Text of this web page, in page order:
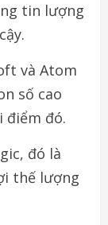
tin lượng
và Atom
số cao
đó.
đó là
thế lượng